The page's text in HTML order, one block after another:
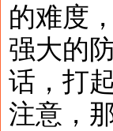
的难度
强大的
话，打
注意，